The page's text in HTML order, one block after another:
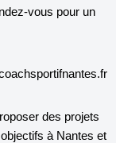
vous pour un
des projets
à Nantes et